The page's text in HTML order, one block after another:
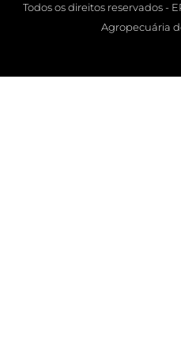
Todos os direitos reservados -
Agropecuária